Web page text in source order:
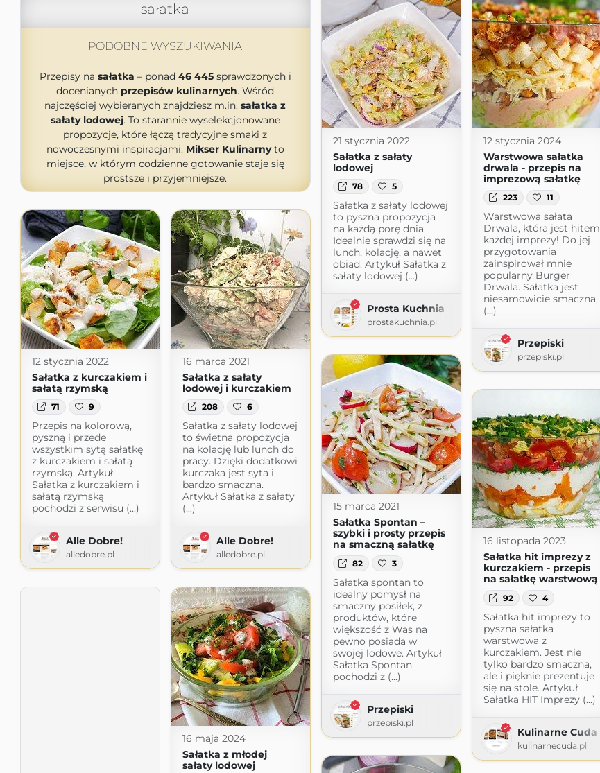
sałatka
PODOBNE WYSZUKIWANIA
Przepisy na sałatka – ponad 46 445sprawdzonych i
docenianych przepisów kulinarnych. Wśród
najczęściej wybieranych znajdziesz m.in. sałatka z
sałaty lodowej. To starannie wyselekcjonowane
propozycje, które łączą tradycyjne smaki z
nowoczesnymi inspiracjami. Mikser Kulinarnyto
miejsce, w którym codzienne gotowanie staje się
prostsze i przyjemniejsze.
21 stycznia 2022
Sałatka z sałaty
lodowej
78 5
Sałatka z sałaty lodowej
to pyszna propozycja
na każdą porę dnia.
Idealnie sprawdzi się na
lunch, kolację, a nawet
obiad. Artykuł Sałatka z
sałaty lodowej (...)
Prosta Kuchnia
prostakuchnia.pl
12 stycznia 2024
Warstwowa sałatka
drwala - przepis na
imprezową sałatkę
223 11
Warstwowa sałata
Drwala, która jest hitem
każdej imprezy! Do jej
przygotowania
zainspirował mnie
popularny Burger
Drwala. Sałatka jest
niesamowicie smaczna,
(...)
Przepiski
przepiski.pl
12 stycznia 2022
Sałatka z kurczakiem i
sałatą rzymską
71 9
Przepis na kolorową,
pyszną i przede
wszystkim sytą sałatkę
z kurczakiem i sałatą
rzymską. Artykuł
Sałatka z kurczakiem i
sałatą rzymską
pochodzi z serwisu (...)
Alle Dobre!
alledobre.pl
16 marca 2021
Sałatka z sałaty
lodowej i kurczakiem
208 6
Sałatka z sałaty lodowej
to świetna propozycja
na kolację lub lunch do
pracy. Dzięki dodatkowi
kurczaka jest syta i
bardzo smaczna.
Artykuł Sałatka z sałaty
(...)
Alle Dobre!
alledobre.pl
15 marca 2021
Sałatka Spontan –
szybki i prosty przepis
na smaczną sałatkę
82 3
Sałatka spontan to
idealny pomysł na
smaczny posiłek, z
produktów, które
większość z Was na
pewno posiada w
swojej lodowe. Artykuł
Sałatka Spontan
pochodzi z (...)
Przepiski
przepiski.pl
16 listopada 2023
Sałatka hit imprezy z
kurczakiem - przepis
na sałatkę warstwową
92 4
Sałatka hit imprezy to
pyszna sałatka
warstwowa z
kurczakiem. Jest nie
tylko bardzo smaczna,
ale i pięknie prezentuje
się na stole. Artykuł
Sałatka HIT Imprezy (...)
Kulinarne Cuda
kulinarnecuda.pl
16 maja 2024
Sałatka z młodej
sałaty lodowej